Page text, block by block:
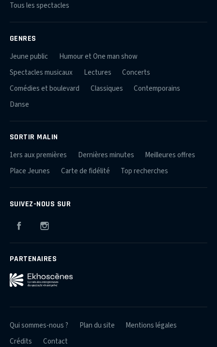
Tous les spectacles
GENRES
Jeune public
Humour et One man show
Spectacles musicaux
Lectures
Concerts
Comédies et boulevard
Classiques
Contemporains
Danse
SORTIR MALIN
1ers aux premières Dernières minutes
Meilleures offres
Place Jeunes
Carte de fidélité Top recherches
SUIVEZ-NOUS SUR
Facebook
PARTENAIRES
Qui sommes-nous ? Plan du site
Mentions légales
Crédits
Contact